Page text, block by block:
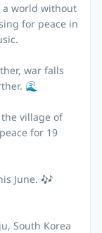
a world without
for peace in
war falls
🌊
village of
for 19
June. 🎶
South Korea